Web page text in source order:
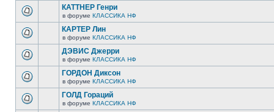
КАТТНЕР Генри
в форуме КЛАССИКА НФ
КАРТЕР Лин
в форуме КЛАССИКА НФ
ДЭВИС Джерри
в форуме КЛАССИКА НФ
ГОРДОН Диксон
в форуме КЛАССИКА НФ
ГОЛД Гораций
в форуме КЛАССИКА НФ